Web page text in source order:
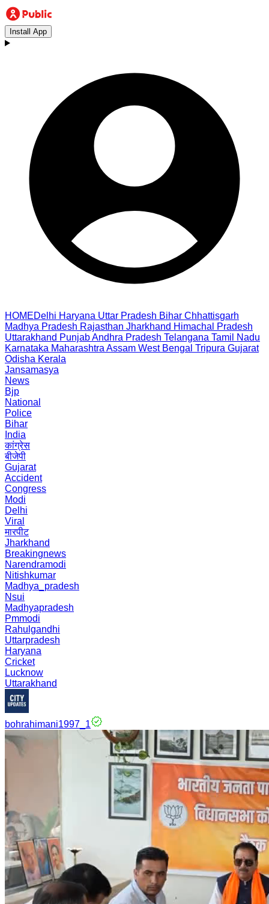
Install App
HOMEDelhi Haryana Uttar Pradesh Bihar Chhattisgarh
Madhya Pradesh Rajasthan Jharkhand Himachal Pradesh
Uttarakhand PunjabAndhra Pradesh Telangana Tamil Nadu
Karnataka Maharashtra Assam West Bengal Tripura Gujarat
Odisha Kerala
Jansamasya
News
Bjp
National
Police
Bihar
India
कांग्रेस
बीजेपी
Gujarat
Accident
Congress
Modi
Delhi
Viral
मारपीट
Jharkhand
Breakingnews
Narendramodi
Nitishkumar
Madhya_pradesh
Nsui
Madhyapradesh
Pmmodi
Rahulgandhi
Uttarpradesh
Haryana
Cricket
Lucknow
Uttarakhand
bohrahimani1997_1